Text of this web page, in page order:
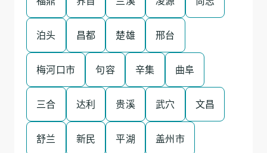
泊头 昌都 楚雄 邢台
梅河口市 句容 辛集 曲阜
三合 达利 贵溪 武穴 文昌
舒兰 新民 平湖 盖州市